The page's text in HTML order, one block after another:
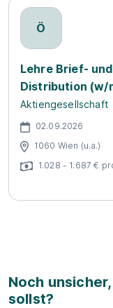
Ö
Lehre Brief-
Distribution (w/
Aktiengesellschaft
02.09.2026
1060 Wien (u.a.)
1.028 - 1.687 €
Noch
sollst?